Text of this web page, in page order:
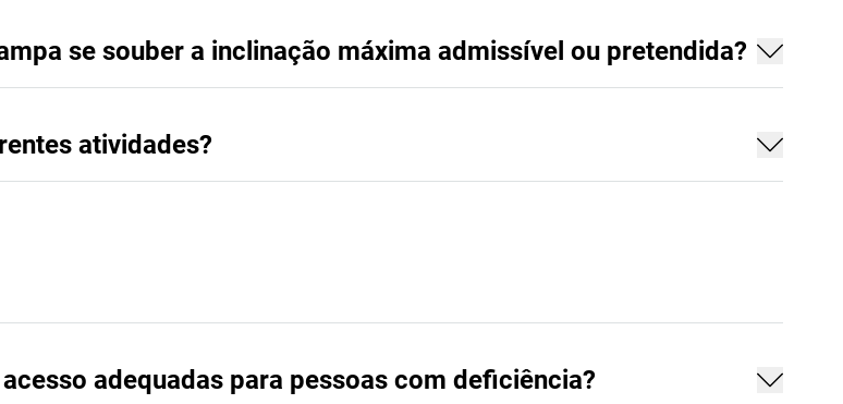
se souber a inclinação máxima admissível ou pretendida?
atividades?
adequadas para pessoas com deficiência?